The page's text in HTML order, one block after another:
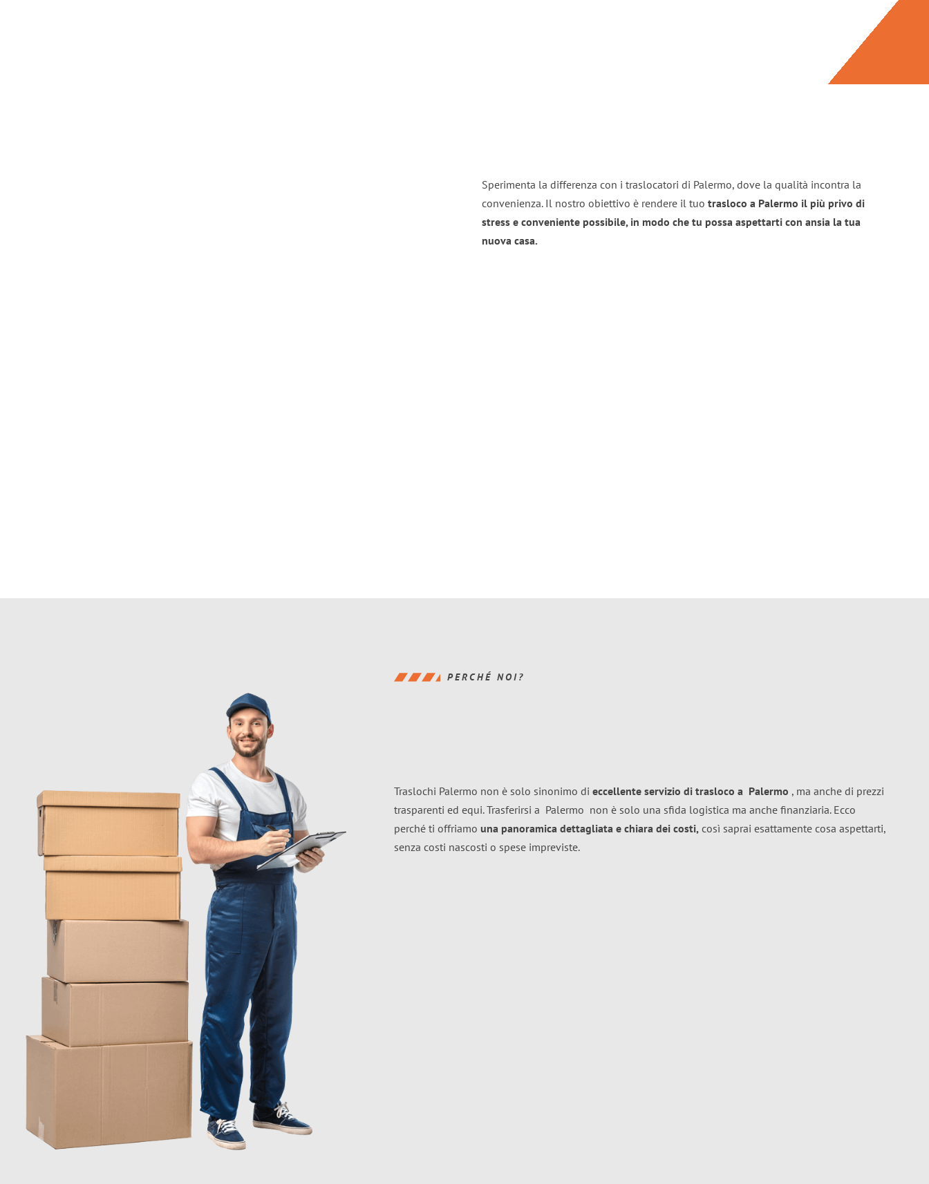
Sperimenta la differenza con i traslocatori di Palermo, dove la qualità incontra la
convenienza. Il nostro obiettivo è rendere il tuo trasloco a Palermo il più privo di
stress e conveniente possibile, in modo che tu possa aspettarti con ansia la tua
nuova casa.
PERCHÉ NOI?
Traslochi Palermo non è solo sinonimo di eccellente servizio di trasloco a Palermo , ma anche di prezzi
trasparenti ed equi. Trasferirsi a Palermo non è solo una sfida logistica ma anche finanziaria. Ecco
perché ti offriamo una panoramica dettagliata e chiara dei costi, così saprai esattamente cosa aspettarti,
senza costi nascosti o spese impreviste.